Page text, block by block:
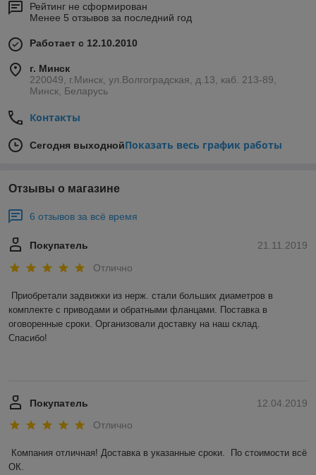
Рейтинг не сформирован
Менее 5 отзывов за последний год
Работает с 12.10.2010
г. Минск
220049, г.Минск, ул.Волгоградская, д.13, каб. 213-89,
Минск, Беларусь
Контакты
Сегодня выходнойПоказать весь график работы
Отзывы о магазине
6 отзывов за всё время
21.11.2019
Покупатель
Отлично
Приобретали задвижки из нерж. стали больших диаметров в
комплекте с приводами и обратными фланцами. Поставка в
оговоренные сроки. Организовали доставку на наш склад.
Спасибо!
12.04.2019
Покупатель
Отлично
Компания отличная! Доставка в указанные сроки.  По стоимости всё
ОК.